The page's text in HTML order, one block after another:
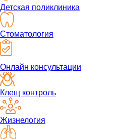
Детская поликлиника
Стоматология
Онлайн консультации
Клещ контроль
Жизнелогия